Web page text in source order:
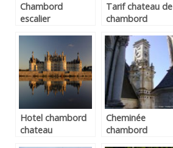
Chambord
escalier
Tarif chateau de
chambord
Hotel chambord
chateau
Cheminée
chambord